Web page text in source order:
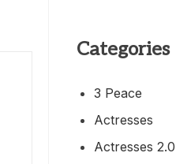
Categories
3 Peace
Actresses
Actresses 2.0